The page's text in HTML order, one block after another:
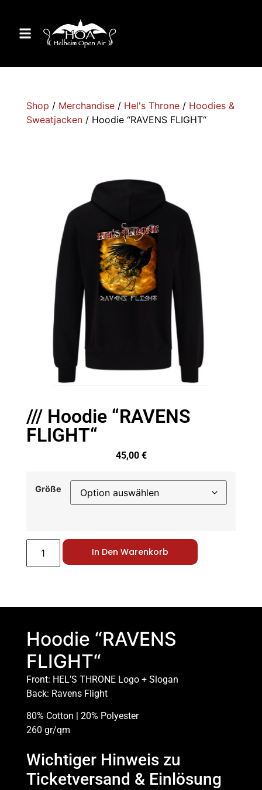
Shop / Merchandise/ Hel's Throne/ Hoodies &
Sweatjacken/ Hoodie “RAVENS FLIGHT“
/// Hoodie “RAVENS
FLIGHT“
45,00 €
Größe
In Den Warenkorb
Hoodie “RAVENS
FLIGHT“
Front: HEL’S THRONE Logo + Slogan
Back: Ravens Flight
80% Cotton | 20% Polyester
260 gr/qm
Wichtiger Hinweis zu
Ticketversand & Einlösung